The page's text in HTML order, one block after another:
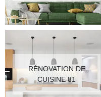
RÉNOVATION DE
CUISINE 81